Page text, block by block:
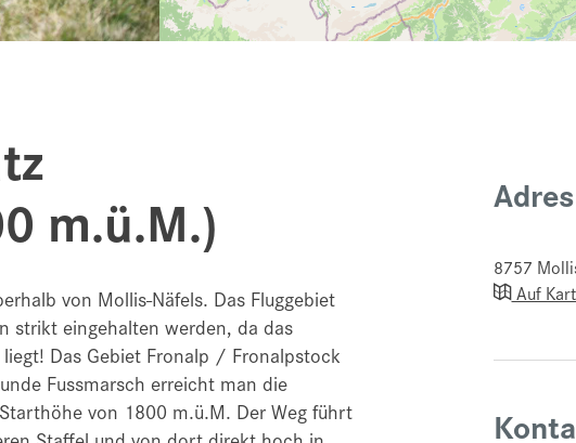
m.ü.M.)
von Mollis-Näfels. Das Fluggebiet
strikt eingehalten werden, da das
Das Gebiet Fronalp / Fronalpstock
Fussmarsch erreicht man die
von 1800 m.ü.M. Der Weg führt
8757
Auf